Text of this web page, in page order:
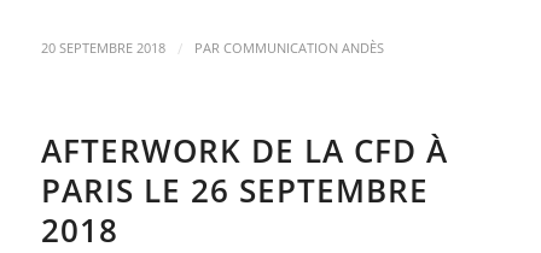
20 SEPTEMBRE 2018 / PAR COMMUNICATION ANDÈS
AFTERWORK DE LA CFD À
PARIS LE 26 SEPTEMBRE
2018